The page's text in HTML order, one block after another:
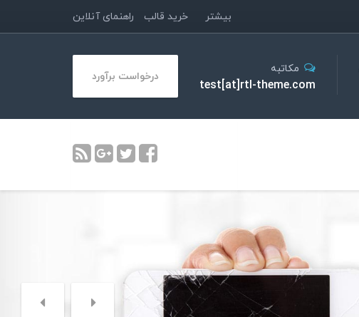
بیشتر خرید قالب راهنمای آنلاین
مکاتبه
test[at]rtl-theme.com
درخواست برآورد